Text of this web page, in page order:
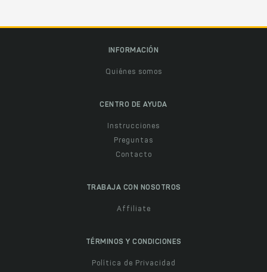
INFORMACIÓN
Quiénes somos
CENTRO DE AYUDA
Instrucciones
Preguntas
Contacto
TRABAJA CON NOSOTROS
Affiliate
TÉRMINOS Y CONDICIONES
Política de Privacidad